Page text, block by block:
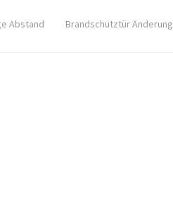
Abstand Brandschutztür Änderung